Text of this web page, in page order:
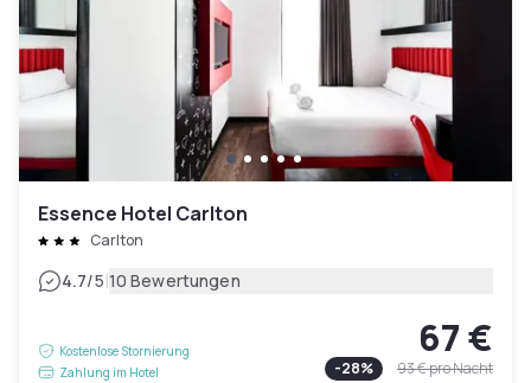
Essence Hotel Carlton
Carlton
4.7/5|10 Bewertungen
Kostenlose Stornierung
Zahlung im Hotel
67 €
-28% 93 €pro Nacht